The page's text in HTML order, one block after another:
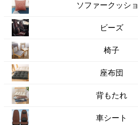
ソファークッシ
ビーズ
椅子
座布団
背もたれ
車シート